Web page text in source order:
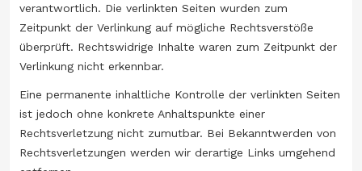
verantwortlich. Die verlinkten Seiten wurden zum
Zeitpunkt der Verlinkung auf mögliche Rechtsverstöße
überprüft. Rechtswidrige Inhalte waren zum Zeitpunkt der
Verlinkung nicht erkennbar.
Eine permanente inhaltliche Kontrolle der verlinkten Seiten
ist jedoch ohne konkrete Anhaltspunkte einer
Rechtsverletzung nicht zumutbar. Bei Bekanntwerden von
Rechtsverletzungen werden wir derartige Links umgehend